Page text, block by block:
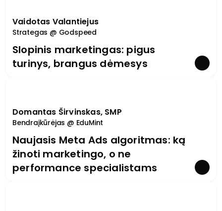
Vaidotas Valantiejus
Strategas @ Godspeed
Slopinis marketingas: pigus
turinys, brangus dėmesys
Domantas Širvinskas, SMP
Bendraįkūrėjas @ EduMint
Naujasis Meta Ads algoritmas: ką
žinoti marketingo, o ne
performance specialistams